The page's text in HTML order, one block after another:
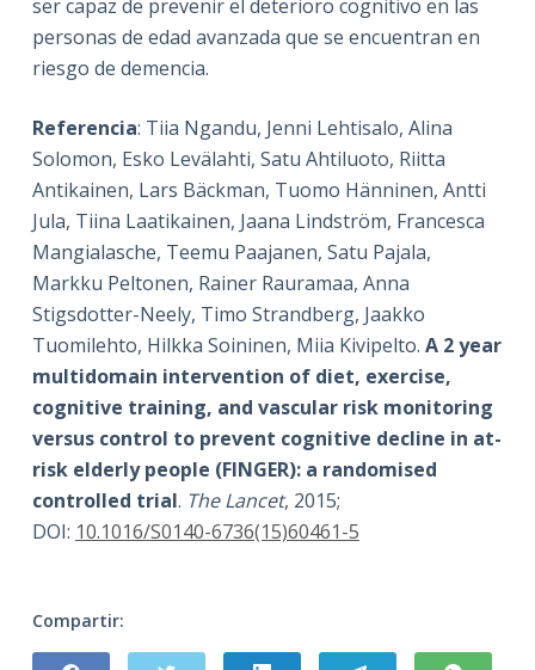
ser capaz de prevenir el deterioro cognitivo en las
personas de edad avanzada que se encuentran en
riesgo de demencia.
Referencia: Tiia Ngandu, Jenni Lehtisalo, Alina
Solomon, Esko Levälahti, Satu Ahtiluoto, Riitta
Antikainen, Lars Bäckman, Tuomo Hänninen, Antti
Jula, Tiina Laatikainen, Jaana Lindström, Francesca
Mangialasche, Teemu Paajanen, Satu Pajala,
Markku Peltonen, Rainer Rauramaa, Anna
Stigsdotter-Neely, Timo Strandberg, Jaakko
Tuomilehto, Hilkka Soininen, Miia Kivipelto. A 2 year
multidomain intervention of diet, exercise,
cognitive training, and vascular risk monitoring
versus control to prevent cognitive decline in at-
risk elderly people (FINGER): a randomised
controlled trial. The Lancet, 2015;
DOI: 10.1016/S0140-6736(15)60461-5
Compartir: